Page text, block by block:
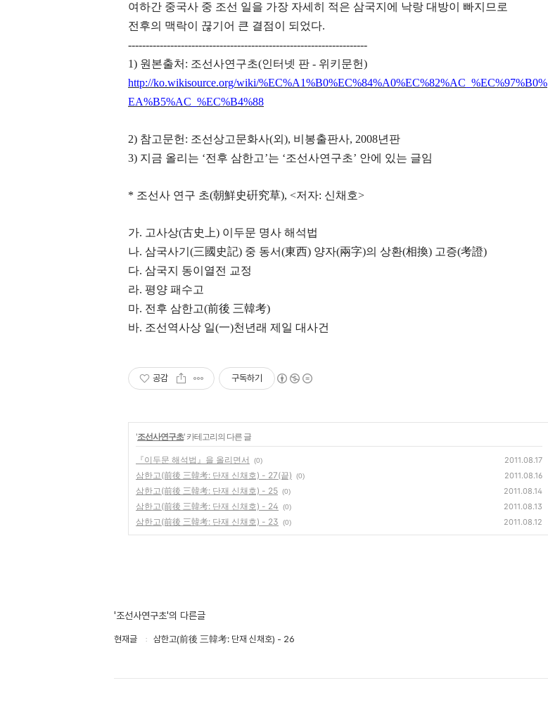
여하간 중국사 중 조선 일을 가장 자세히 적은 삼국지에 낙랑 대방이 빠지므로
전후의 맥락이 끊기어 큰 결점이 되었다.
--------------------------------------------------------------------
1) 원본출처: 조선사연구초(인터넷 판 - 위키문헌)
http://ko.wikisource.org/wiki/%EC%A1%B0%EC%84%A0%EC%82%AC_%EC%97%B0%
EA%B5%AC_%EC%B4%88
2) 참고문헌: 조선상고문화사(외), 비봉출판사, 2008년판
3) 지금 올리는 ‘전후 삼한고’는 ‘조선사연구초’ 안에 있는 글임
* 조선사 연구 초(朝鮮史硏究草), <저자: 신채호>
가. 고사상(古史上) 이두문 명사 해석법
나. 삼국사기(三國史記) 중 동서(東西) 양자(兩字)의 상환(相換) 고증(考證)
다. 삼국지 동이열전 교정
라. 평양 패수고
마. 전후 삼한고(前後 三韓考)
바. 조선역사상 일(一)천년래 제일 대사건
공감 구독하기
'조선사연구초' 카테고리의 다른 글
『이두문 해석법』을 올리면서 (0) 2011.08.17
삼한고(前後 三韓考: 단재 신채호) - 27(끝) (0) 2011.08.16
삼한고(前後 三韓考: 단재 신채호) - 25 (0) 2011.08.14
삼한고(前後 三韓考: 단재 신채호) - 24 (0) 2011.08.13
삼한고(前後 三韓考: 단재 신채호) - 23 (0) 2011.08.12
'조선사연구초'의 다른글
현재글 삼한고(前後 三韓考: 단재 신채호) - 26